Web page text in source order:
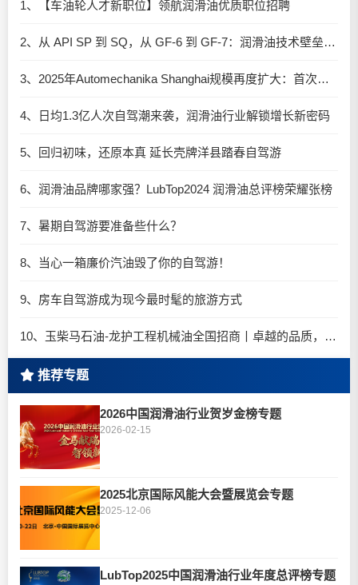
1、【车油轮人才新职位】领航润滑油优质职位招聘
2、从 API SP 到 SQ，从 GF-6 到 GF-7：润滑油技术壁垒再升高，你准备好了吗？
3、2025年Automechanika Shanghai规模再度扩大：首次启用国家会展中心（上海）全部15个展馆
4、日均1.3亿人次自驾潮来袭，润滑油行业解锁增长新密码​
5、回归初味，还原本真 延长壳牌洋县踏春自驾游
6、润滑油品牌哪家强？LubTop2024 润滑油总评榜荣耀张榜
7、暑期自驾游要准备些什么？
8、当心一箱廉价汽油毁了你的自驾游！
9、房车自驾游成为现今最时髦的旅游方式
10、玉柴马石油-龙护工程机械油全国招商丨卓越的品质，专业的品牌！
推荐专题
2026中国润滑油行业贺岁金榜专题
2026-02-15
2025北京国际风能大会暨展览会专题
2025-12-06
LubTop2025中国润滑油行业年度总评榜专题